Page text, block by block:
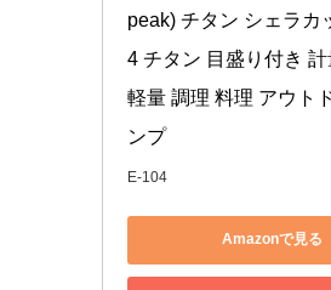
peak) チタン シェラカ
4 チタン 目盛り付き
軽量 調理 料理 アウト
ンプ
E-104
Amazonで見る